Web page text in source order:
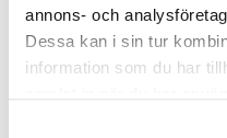
annons- och
Dessa kan i sin tur
information som du har
LSS-boende, Ödåkra